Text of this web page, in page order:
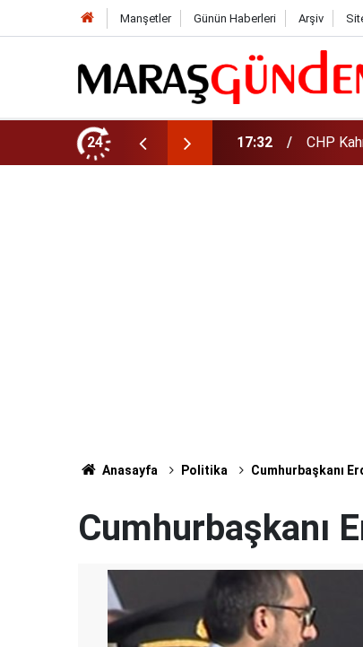
Manşetler Günün Haberleri Arşiv
24 17:08 Altın
Anasayfa Politika Cumhurbaşkanı
Cumhurbaşkanı